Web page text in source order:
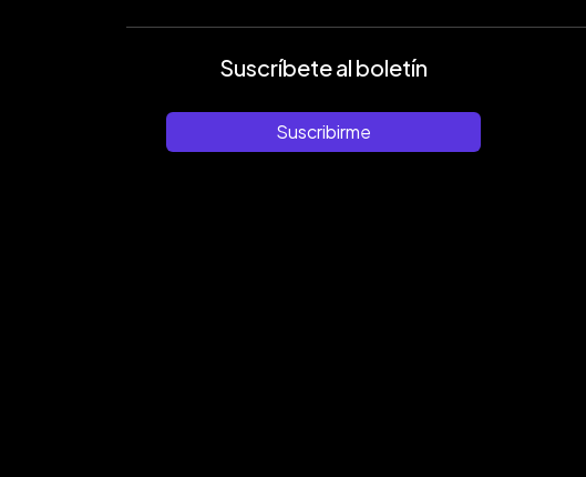
Suscríbete al boletín
Suscribirme